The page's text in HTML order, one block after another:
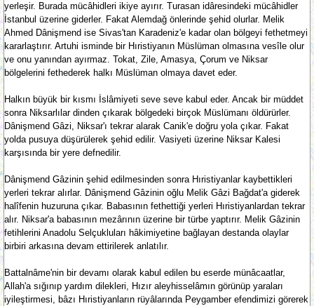
yerleşir. Burada mücâhidleri ikiye ayırır. Turasan idâresindeki mücâhidler
İstanbul üzerine giderler. Fakat Alemdağ önlerinde şehid olurlar. Melik
Ahmed Dânişmend ise Sivas'tan Karadeniz'e kadar olan bölgeyi fethetmeyi
kararlaştırır. Artuhi isminde bir Hıristiyanın Müslüman olmasına vesîle olur
ve onu yanından ayırmaz. Tokat, Zile, Amasya, Çorum ve Niksar
bölgelerini fethederek halkı Müslüman olmaya davet eder.
Halkın büyük bir kısmı İslâmiyeti seve seve kabul eder. Ancak bir müddet
sonra Niksarlılar dinden çıkarak bölgedeki birçok Müslümanı öldürürler.
Dânişmend Gâzi, Niksar'ı tekrar alarak Canik'e doğru yola çıkar. Fakat
yolda pusuya düşürülerek şehid edilir. Vasiyeti üzerine Niksar Kalesi
karşısında bir yere defnedilir.
Dânişmend Gâzinin şehid edilmesinden sonra Hıristiyanlar kaybettikleri
yerleri tekrar alırlar. Dânişmend Gâzinin oğlu Melik Gâzi Bağdat'a giderek
halîfenin huzuruna çıkar. Babasının fethettiği yerleri Hıristiyanlardan tekrar
alır. Niksar'a babasının mezârının üzerine bir türbe yaptırır. Melik Gâzinin
fetihlerini Anadolu Selçukluları hâkimiyetine bağlayan destanda olaylar
birbiri arkasına devam ettirilerek anlatılır.
Battalnâme'nin bir devamı olarak kabul edilen bu eserde münâcaatlar,
Allah'a sığınıp yardım dilekleri, Hızır aleyhisselâmın görünüp yaraları
iyileştirmesi, bâzı Hıristiyanların rüyâlarında Peygamber efendimizi görerek